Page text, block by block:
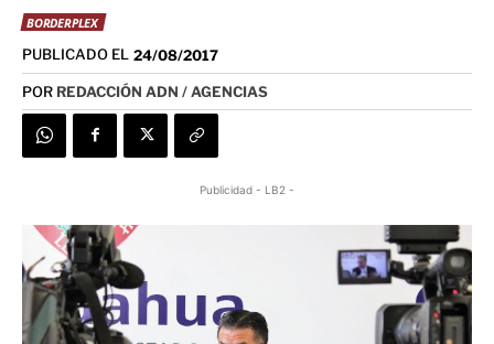
BORDERPLEX
PUBLICADO EL 24/08/2017
POR REDACCIÓN ADN / AGENCIAS
Publicidad - LB2 -